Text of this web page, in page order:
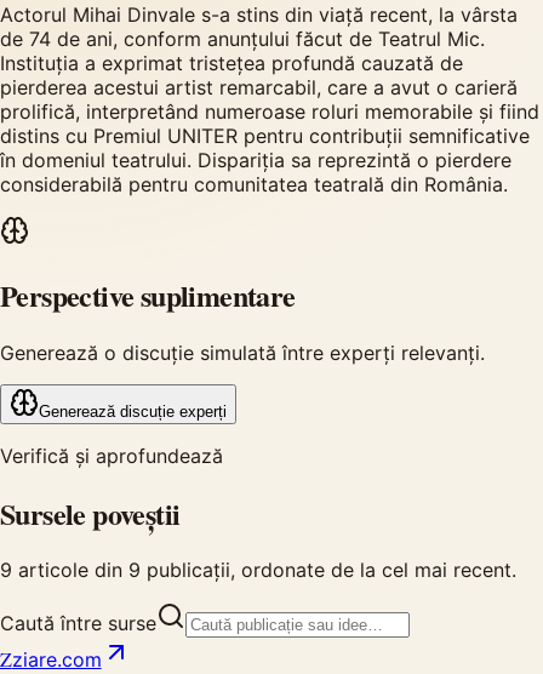
Actorul Mihai Dinvale s-a stins din viață recent, la vârsta
de 74 de ani, conform anunțului făcut de Teatrul Mic.
Instituția a exprimat tristețea profundă cauzată de
pierderea acestui artist remarcabil, care a avut o carieră
prolifică, interpretând numeroase roluri memorabile și fiind
distins cu Premiul UNITER pentru contribuții semnificative
în domeniul teatrului. Dispariția sa reprezintă o pierdere
considerabilă pentru comunitatea teatrală din România.
Perspective suplimentare
Generează o discuție simulată între experți relevanți.
Generează discuție experți
Verifică și aprofundează
Sursele poveștii
9 articole din 9 publicații, ordonate de la cel mai recent.
Caută între surse
Zziare.com